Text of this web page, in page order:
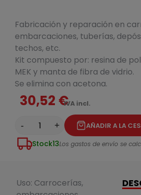
Fabricación y reparación en
embarcaciones, tuberías,
techos, etc.
Kit compuesto por: resina de
MEK y manta de fibra de vidrio.
Se elimina con acetona.
30,52 €IVA incl.
- + AÑADIR A LA
Stock13Los gastos de envío se
Uso: Carrocerías,